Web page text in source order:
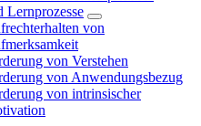
Lernprozesse
von
von Verstehen
von Anwendungsbezug
von intrinsischer